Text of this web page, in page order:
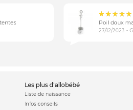
27/12/2023 -
les plus d'allobébé
Liste de naissance
Infos conseils